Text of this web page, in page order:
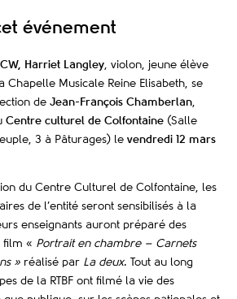
événement
Harriet Langley, violon, jeune élève
Chapelle Musicale Reine Elisabeth, se
de Jean-François Chamberlan,
Centre culturel de Colfontaine (Salle
3 à Pâturages) le vendredi 12 mars
du Centre Culturel de Colfontaine, les
de l’entité seront sensibilisés à la
enseignants auront préparé des
film « Portrait en chambre – Carnets
» réalisé par La deux. Tout au long
de la RTBF ont filmé la vie des